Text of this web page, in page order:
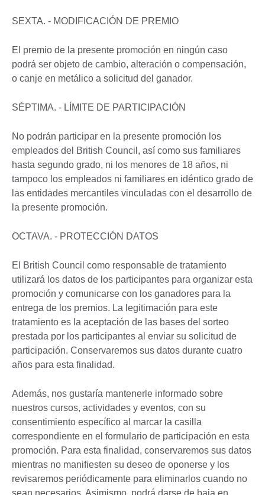
SEXTA. - MODIFICACIÓN DE PREMIO
El premio de la presente promoción en ningún caso
podrá ser objeto de cambio, alteración o compensación,
o canje en metálico a solicitud del ganador.
SÉPTIMA. - LÍMITE DE PARTICIPACIÓN
No podrán participar en la presente promoción los
empleados del British Council, así como sus familiares
hasta segundo grado, ni los menores de 18 años, ni
tampoco los empleados ni familiares en idéntico grado de
las entidades mercantiles vinculadas con el desarrollo de
la presente promoción.
OCTAVA. - PROTECCIÓN DATOS
El British Council como responsable de tratamiento
utilizará los datos de los participantes para organizar esta
promoción y comunicarse con los ganadores para la
entrega de los premios. La legitimación para este
tratamiento es la aceptación de las bases del sorteo
prestada por los participantes al enviar su solicitud de
participación. Conservaremos sus datos durante cuatro
años para esta finalidad.
Además, nos gustaría mantenerle informado sobre
nuestros cursos, actividades y eventos, con su
consentimiento específico al marcar la casilla
correspondiente en el formulario de participación en esta
promoción. Para esta finalidad, conservaremos sus datos
mientras no manifiesten su deseo de oponerse y los
revisaremos periódicamente para eliminarlos cuando no
sean necesarios. Asimismo, podrá darse de baja en